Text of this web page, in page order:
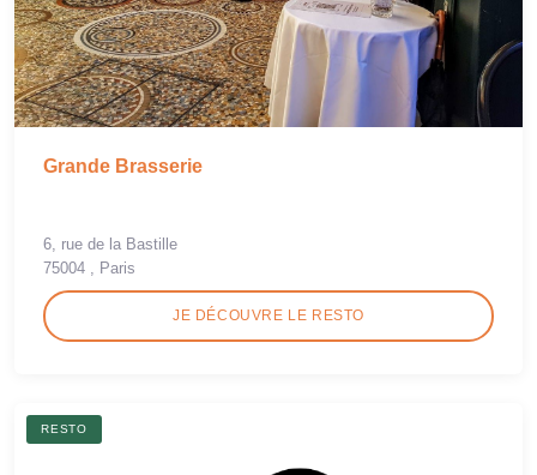
Grande Brasserie
6, rue de la Bastille
75004 , Paris
JE DÉCOUVRE LE RESTO
RESTO